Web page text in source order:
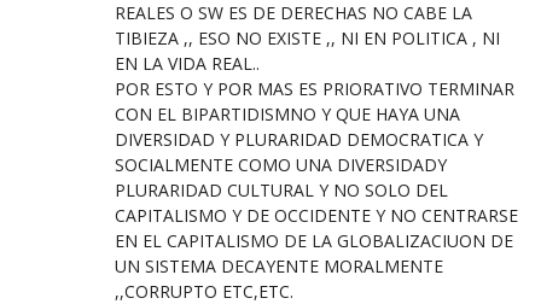
REALES O SW ES DE DERECHAS NO CABE LA
TIBIEZA ,, ESO NO EXISTE ,, NI EN POLITICA , NI
EN LA VIDA REAL..
POR ESTO Y POR MAS ES PRIORATIVO TERMINAR
CON EL BIPARTIDISMNO Y QUE HAYA UNA
DIVERSIDAD Y PLURARIDAD DEMOCRATICA Y
SOCIALMENTE COMO UNA DIVERSIDADY
PLURARIDAD CULTURAL Y NO SOLO DEL
CAPITALISMO Y DE OCCIDENTE Y NO CENTRARSE
EN EL CAPITALISMO DE LA GLOBALIZACIUON DE
UN SISTEMA DECAYENTE MORALMENTE
,,CORRUPTO ETC,ETC.